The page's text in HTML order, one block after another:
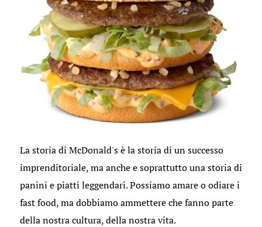
La storia di McDonald's è la storia di un successo
imprenditoriale, ma anche e soprattutto una storia di
panini e piatti leggendari. Possiamo amare o odiare i
fast food, ma dobbiamo ammettere che fanno parte
della nostra cultura, della nostra vita.